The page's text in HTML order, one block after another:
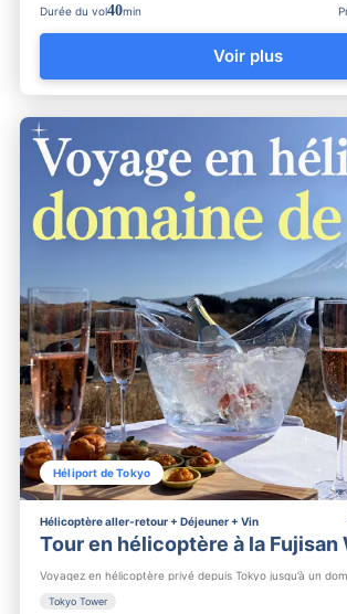
Durée du vol40min
Voir plus
Héliport de Tokyo
Hélicoptère aller-retour + Déjeuner + Vin
Tour en hélicoptère à la Fujisan
Tokyo Tower